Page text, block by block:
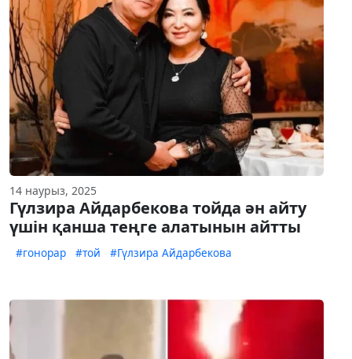
14 наурыз, 2025
Гүлзира Айдарбекова тойда ән айту
үшін қанша теңге алатынын айтты
#гонорар #той #Гүлзира Айдарбекова